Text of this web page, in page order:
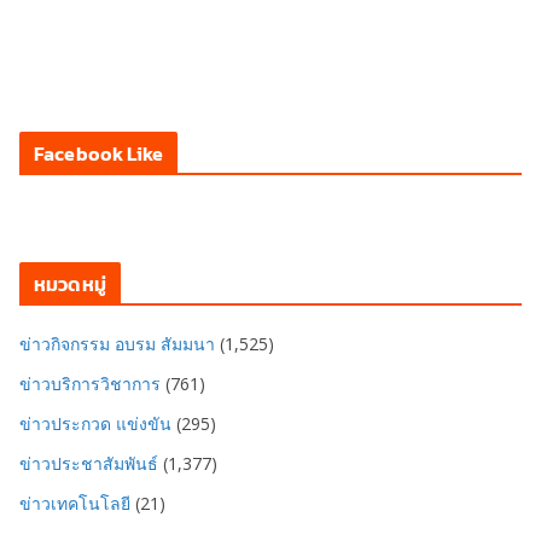
Facebook Like
หมวดหมู่
ข่าวกิจกรรม อบรม สัมมนา (1,525)
ข่าวบริการวิชาการ (761)
ข่าวประกวด แข่งขัน (295)
ข่าวประชาสัมพันธ์ (1,377)
ข่าวเทคโนโลยี (21)